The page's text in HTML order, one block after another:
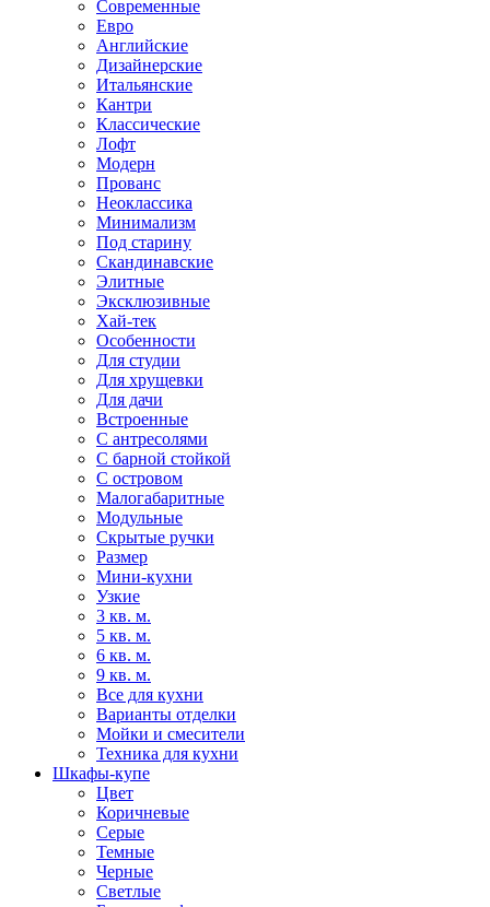
Современные
Евро
Английские
Дизайнерские
Итальянские
Кантри
Классические
Лофт
Модерн
Прованс
Неоклассика
Минимализм
Под старину
Скандинавские
Элитные
Эксклюзивные
Хай-тек
Особенности
Для студии
Для хрущевки
Для дачи
Встроенные
С антресолями
С барной стойкой
С островом
Малогабаритные
Модульные
Скрытые ручки
Размер
Мини-кухни
Узкие
3 кв. м.
5 кв. м.
6 кв. м.
9 кв. м.
Все для кухни
Варианты отделки
Мойки и смесители
Техника для кухни
Шкафы-купе
Цвет
Коричневые
Серые
Темные
Черные
Светлые